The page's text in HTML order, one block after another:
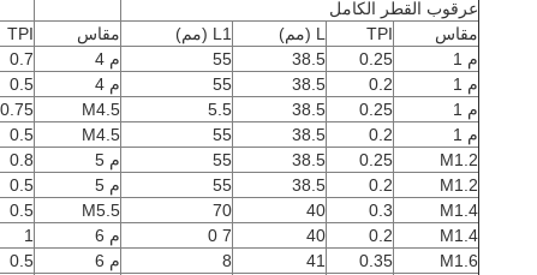
عرقوب القطر الكامل
مقاس
TPI L (مم) L1 (مم) مقاس TPI
م 1
0.25
38.5
55 م 4 0.7
م 1
0.2
38.5
55 م 4 0.5
م 1
0.25
38.5
5.5
M4.5
0.75
م 1
0.2
38.5
55
M4.5
0.5
M1.2
0.25
38.5
55 م 5 0.8
M1.2
0.2
38.5
55 م 5 0.5
M1.4
0.3
40
70
M5.5
0.5
M1.4
0.2
40
7 0 م 6 1
M1.6
0.35
41
8 م 6 0.5